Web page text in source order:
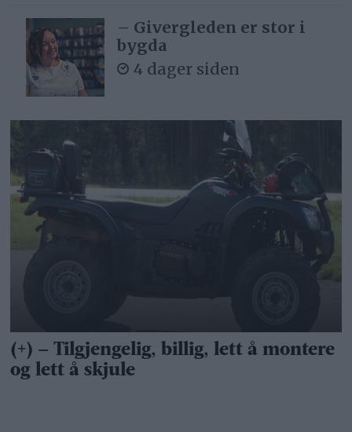
– Givergleden er stor i
bygda
4 dager siden